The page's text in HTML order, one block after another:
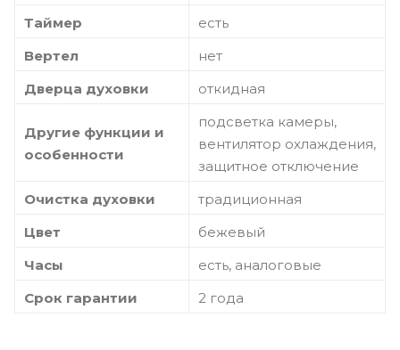
Таймер
есть
Вертел
нет
Дверца духовки
откидная
Другие функции и
особенности
подсветка камеры,
вентилятор охлаждения,
защитное отключение
Очистка духовки
традиционная
Цвет
бежевый
Часы
есть, аналоговые
Срок гарантии
2 года